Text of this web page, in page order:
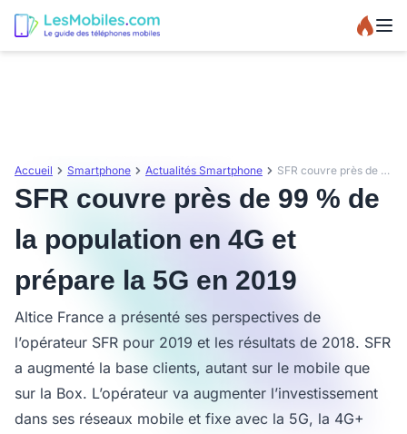
Accueil Smartphone Actualités Smartphone SFR couvre près de 99 % de la population en 4G et prépare la 5G en 2019
SFR couvre près de 99 % de
la population en 4G et
prépare la 5G en 2019
Altice France a présenté ses perspectives de
l’opérateur SFR pour 2019 et les résultats de 2018. SFR
a augmenté la base clients, autant sur le mobile que
sur la Box. L’opérateur va augmenter l’investissement
dans ses réseaux mobile et fixe avec la 5G, la 4G+